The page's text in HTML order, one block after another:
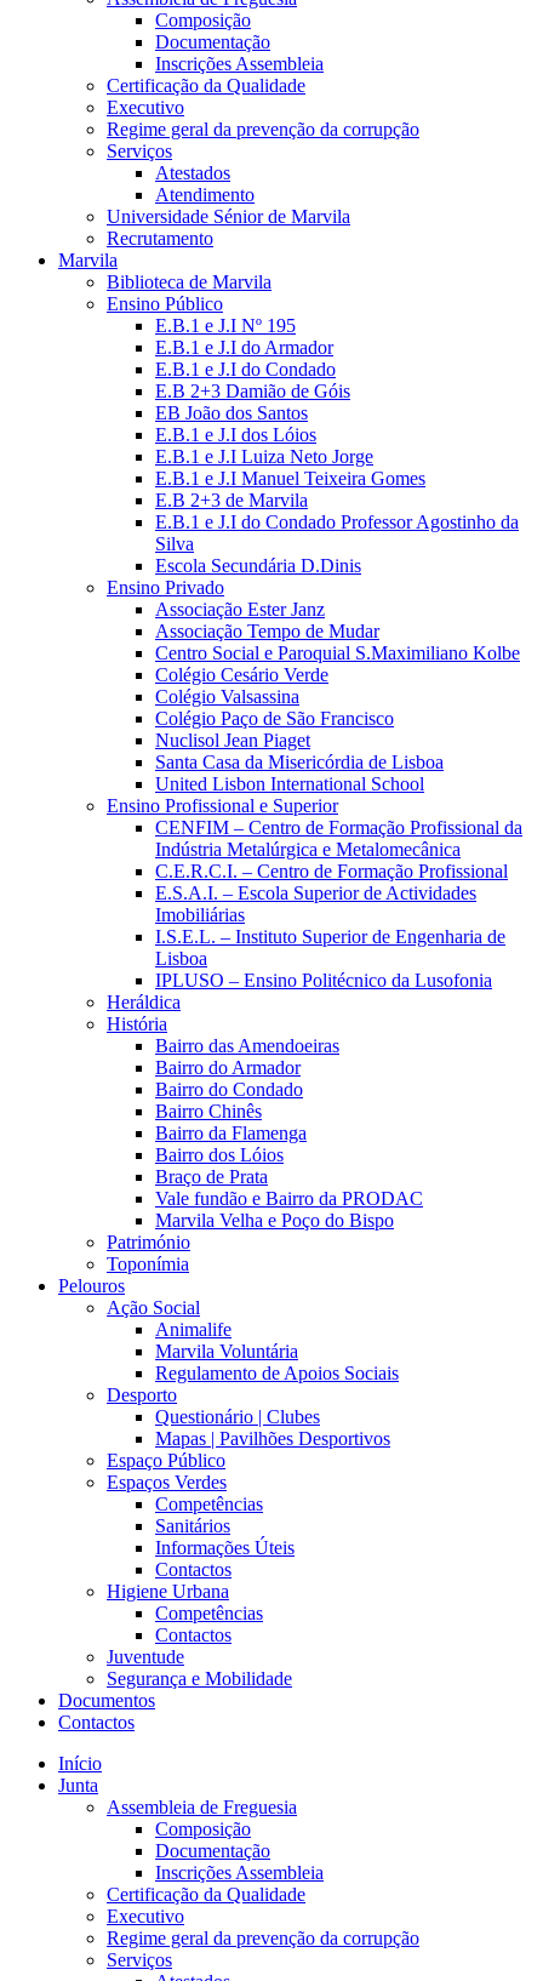
Composição
Documentação
Inscrições Assembleia
Certificação da Qualidade
Executivo
Regime geral da prevenção da corrupção
Serviços
Atestados
Atendimento
Universidade Sénior de Marvila
Recrutamento
Marvila
Biblioteca de Marvila
Ensino Público
E.B.1 e J.I Nº 195
E.B.1 e J.I do Armador
E.B.1 e J.I do Condado
E.B 2+3 Damião de Góis
EB João dos Santos
E.B.1 e J.I dos Lóios
E.B.1 e J.I Luiza Neto Jorge
E.B.1 e J.I Manuel Teixeira Gomes
E.B 2+3 de Marvila
E.B.1 e J.I do Condado Professor Agostinho da
Silva
Escola Secundária D.Dinis
Ensino Privado
Associação Ester Janz
Associação Tempo de Mudar
Centro Social e Paroquial S.Maximiliano Kolbe
Colégio Cesário Verde
Colégio Valsassina
Colégio Paço de São Francisco
Nuclisol Jean Piaget
Santa Casa da Misericórdia de Lisboa
United Lisbon International School
Ensino Profissional e Superior
CENFIM – Centro de Formação Profissional da
Indústria Metalúrgica e Metalomecânica
C.E.R.C.I. – Centro de Formação Profissional
E.S.A.I. – Escola Superior de Actividades
Imobiliárias
I.S.E.L. – Instituto Superior de Engenharia de
Lisboa
IPLUSO – Ensino Politécnico da Lusofonia
Heráldica
História
Bairro das Amendoeiras
Bairro do Armador
Bairro do Condado
Bairro Chinês
Bairro da Flamenga
Bairro dos Lóios
Braço de Prata
Vale fundão e Bairro da PRODAC
Marvila Velha e Poço do Bispo
Património
Toponímia
Pelouros
Ação Social
Animalife
Marvila Voluntária
Regulamento de Apoios Sociais
Desporto
Questionário | Clubes
Mapas | Pavilhões Desportivos
Espaço Público
Espaços Verdes
Competências
Sanitários
Informações Úteis
Contactos
Higiene Urbana
Competências
Contactos
Juventude
Segurança e Mobilidade
Documentos
Contactos
Início
Junta
Assembleia de Freguesia
Composição
Documentação
Inscrições Assembleia
Certificação da Qualidade
Executivo
Regime geral da prevenção da corrupção
Serviços